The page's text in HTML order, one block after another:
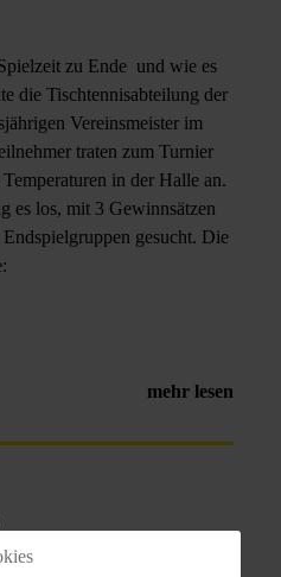
zu Ende und wie es
die Tischtennisabteilung der
Vereinsmeister im
traten zum Turnier
in der Halle an.
es los, mit 3 Gewinnsätzen
gesucht. Die
mehr lesen